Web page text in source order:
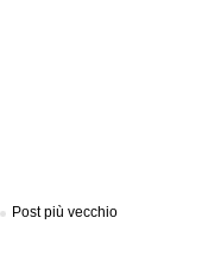
Post più vecchio